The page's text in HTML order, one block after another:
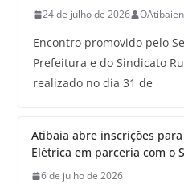
24 de julho de 2026
Encontro promovido pelo
Prefeitura e do Sindicato
realizado no dia 31 de
Atibaia abre inscrições
Elétrica em parceria com o
6 de julho de 2026